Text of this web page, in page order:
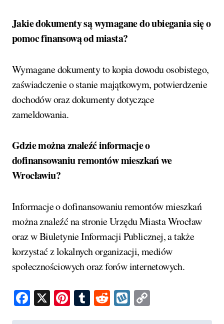
Jakie dokumenty są wymagane do ubiegania się o
pomoc finansową od miasta?
Wymagane dokumenty to kopia dowodu osobistego,
zaświadczenie o stanie majątkowym, potwierdzenie
dochodów oraz dokumenty dotyczące
zameldowania.
Gdzie można znaleźć informacje o
dofinansowaniu remontów mieszkań we
Wrocławiu?
Informacje o dofinansowaniu remontów mieszkań
można znaleźć na stronie Urzędu Miasta Wrocław
oraz w Biuletynie Informacji Publicznej, a także
korzystać z lokalnych organizacji, mediów
społecznościowych oraz forów internetowych.
Facebook
X Pinterest
Tumblr
RedditWykop